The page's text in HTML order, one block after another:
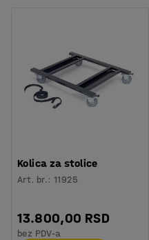
Kolica za stolice
Art. br.:11925
13.800,00 RSD
bez PDV-a